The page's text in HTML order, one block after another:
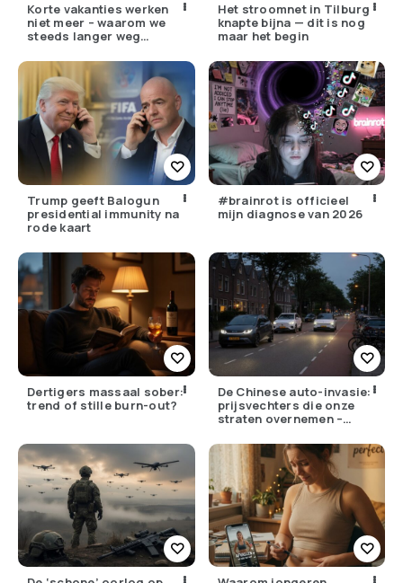
Korte vakanties werken
niet meer – waarom we
steeds langer weg
Het stroomnet in Tilburg
knapte bijna — dit is nog
maar het begin
Trump geeft Balogun
presidential immunity na
rode kaart
#brainrot is officieel
mijn diagnose van 2026
Dertigers massaal sober:
trend of stille burn-out?
De Chinese auto-invasie:
prijsvechters die onze
straten overnemen –
écht?